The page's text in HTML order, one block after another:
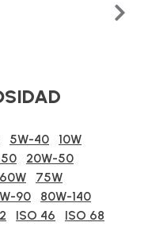
5W-40
10W
20W-50
60W
75W
90
80W-140
ISO 46
ISO 68